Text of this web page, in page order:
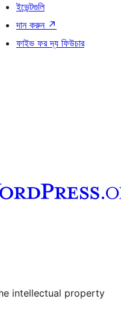
ইভেন্টগুলি
দান করুন ↗
ফাইভ ফর দ্য ফিউচার
intellectual property